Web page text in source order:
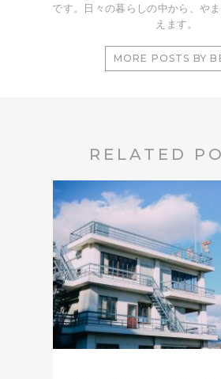
です。日々の暮らしの中から、や
えます。
MORE POSTS BY
RELATED